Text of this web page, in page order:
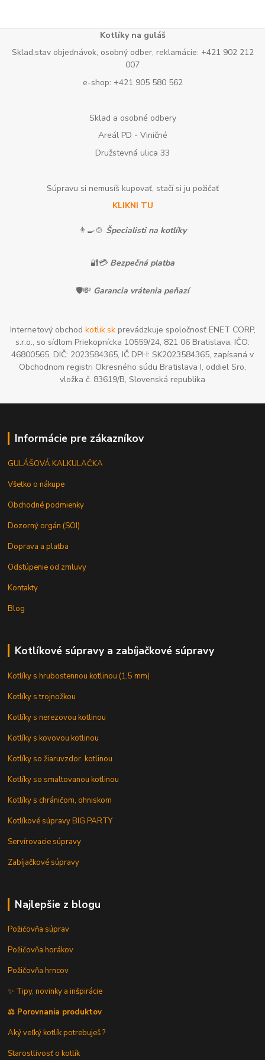
Kotlíky na guláš
Sklad,stav objednávok, osobný odber, reklamácie: +421 902 212
007
e-shop: +421 905 580 562
Sklad a osobné odbery
Areál PD - Viničné
Družstevná ulica 33
Súpravu si nemusíš kupovať, stačí si ju požičať
KLIKNI TU
👨‍🍳🍲 Špecialisti na kotlíky
🔐💳 Bezpečná platba
🛡️💸 Garancia vrátenia peňazí
Internetový obchod kotlik.skprevádzkuje spoločnosť ENET CORP,
s.r.o., so sídlom Priekopnícka 10559/24, 821 06 Bratislava, IČO:
46800565, DIČ: 2023584365, IČ DPH: SK2023584365, zapísaná v
Obchodnom registri Okresného súdu Bratislava I, oddiel Sro,
vložka č. 83619/B, Slovenská republika
Informácie pre zákazníkov
GULÁŠOVÁ KALKULAČKA
Všetko o nákupe
Obchodné podmienky
Dozorný orgán (SOI)
Doprava a platba
Odstúpenie od zmluvy
Kontakty
Blog
Kotlíkové súpravy a zabíjačkové súpravy
Kotlíky s hrubostennou kotlinou (1,5 mm)
Kotlíky s trojnožkou
Kotlíky s nerezovou kotlinou
Kotlíky s kovovou kotlinou
Kotlíky so žiaruvzdor. kotlinou
Kotlíky so smaltovanou kotlinou
Kotlíky s chráničom, ohniskom
Kotlíkové súpravy BIG PARTY
Servírovacie súpravy
Zabíjačkové súpravy
Najlepšie z blogu
Požičovňa súprav
Požičovňa horákov
Požičovňa hrncov
✨ Tipy, novinky a inšpirácie
⚖️ Porovnania produktov
Aký veľký kotlík potrebuješ ?
Starostlivosť o kotlík